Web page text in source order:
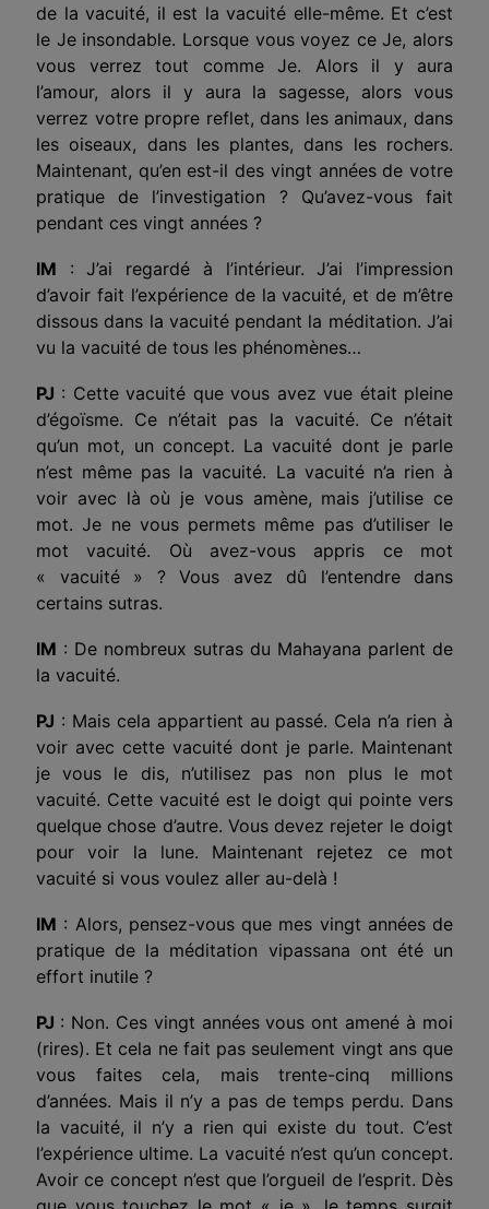
de la vacuité, il est la vacuité elle-même. Et c’est
le Je insondable. Lorsque vous voyez ce Je, alors
vous verrez tout comme Je. Alors il y aura
l’amour, alors il y aura la sagesse, alors vous
verrez votre propre reflet, dans les animaux, dans
les oiseaux, dans les plantes, dans les rochers.
Maintenant, qu’en est-il des vingt années de votre
pratique de l’investigation ? Qu’avez-vous fait
pendant ces vingt années ?
IM : J’ai regardé à l’intérieur. J’ai l’impression
d’avoir fait l’expérience de la vacuité, et de m’être
dissous dans la vacuité pendant la méditation. J’ai
vu la vacuité de tous les phénomènes…
PJ : Cette vacuité que vous avez vue était pleine
d’égoïsme. Ce n’était pas la vacuité. Ce n’était
qu’un mot, un concept. La vacuité dont je parle
n’est même pas la vacuité. La vacuité n’a rien à
voir avec là où je vous amène, mais j’utilise ce
mot. Je ne vous permets même pas d’utiliser le
mot vacuité. Où avez-vous appris ce mot
« vacuité » ? Vous avez dû l’entendre dans
certains sutras.
IM : De nombreux sutras du Mahayana parlent de
la vacuité.
PJ : Mais cela appartient au passé. Cela n’a rien à
voir avec cette vacuité dont je parle. Maintenant
je vous le dis, n’utilisez pas non plus le mot
vacuité. Cette vacuité est le doigt qui pointe vers
quelque chose d’autre. Vous devez rejeter le doigt
pour voir la lune. Maintenant rejetez ce mot
vacuité si vous voulez aller au-delà !
IM : Alors, pensez-vous que mes vingt années de
pratique de la méditation vipassana ont été un
effort inutile ?
PJ : Non. Ces vingt années vous ont amené à moi
(rires). Et cela ne fait pas seulement vingt ans que
vous faites cela, mais trente-cinq millions
d’années. Mais il n’y a pas de temps perdu. Dans
la vacuité, il n’y a rien qui existe du tout. C’est
l’expérience ultime. La vacuité n’est qu’un concept.
Avoir ce concept n’est que l’orgueil de l’esprit. Dès